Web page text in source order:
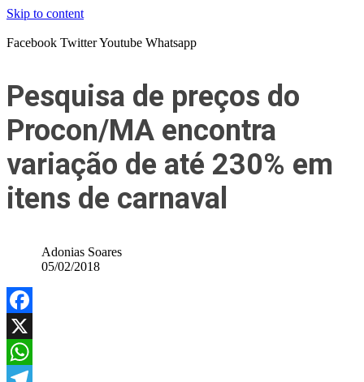
Skip to content
Facebook TwitterYoutube Whatsapp
Pesquisa de preços do
Procon/MA encontra
variação de até 230% em
itens de carnaval
Adonias Soares
05/02/2018
Facebook
X
WhatsApp